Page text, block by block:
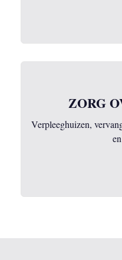
ZORG
Verpleeghuizen,